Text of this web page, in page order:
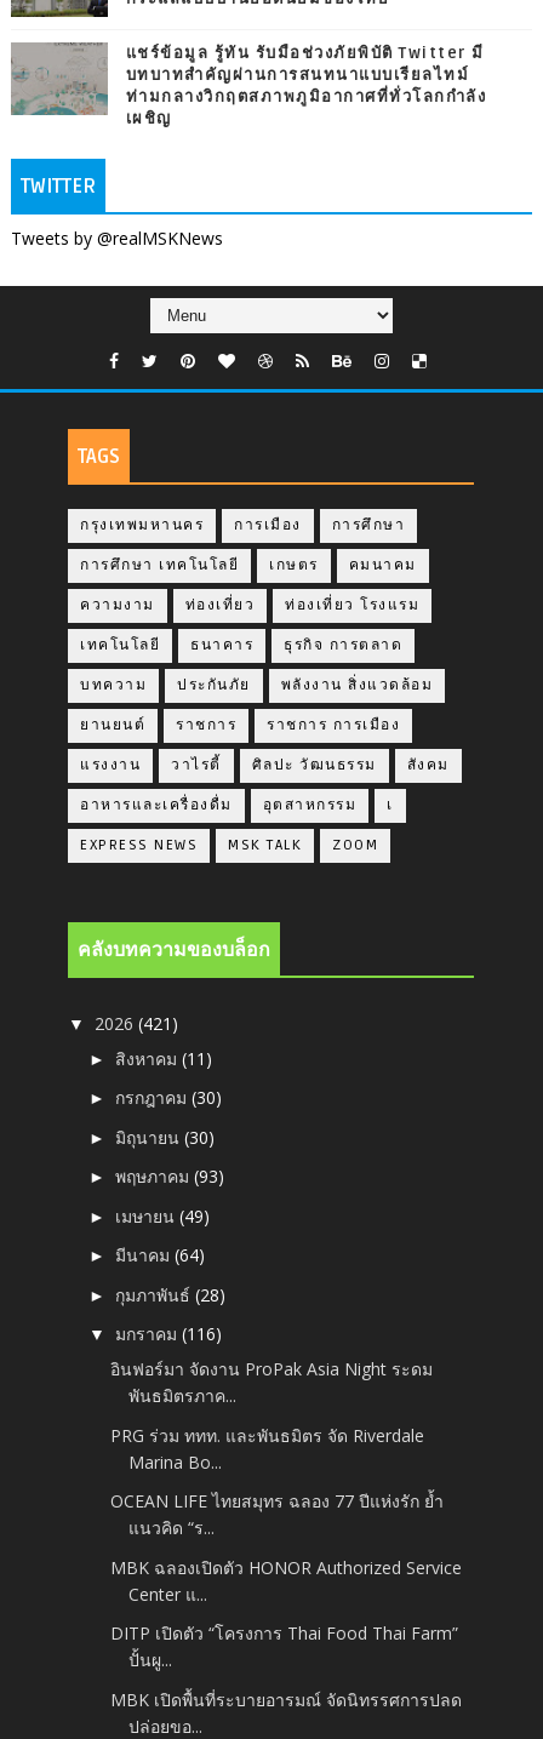
แชร์ข้อมูล รู้ทัน รับมือช่วงภัยพิบัติ Twitter มี
บทบาทสำคัญผ่านการสนทนาแบบเรียลไทม์
ท่ามกลางวิกฤตสภาพภูมิอากาศที่ทั่วโลกกำลัง
เผชิญ
TWITTER
Tweets by @realMSKNews
TAGS
กรุงเทพมหานคร การเมือง การศึกษา
การศึกษา เทคโนโลยี เกษตร คมนาคม
ความงาม ท่องเที่ยว ท่องเที่ยว โรงแรม
เทคโนโลยี ธนาคาร ธุรกิจ การตลาด
บทความ ประกันภัย พลังงาน สิ่งแวดล้อม
ยานยนต์ ราชการ ราชการ การเมือง
แรงงาน วาไรตี้ ศิลปะ วัฒนธรรม สังคม
อาหารและเครื่องดื่ม อุตสาหกรรม เ
EXPRESS NEWS MSK TALK ZOOM
คลังบทความของบล็อก
▼ 2026(421)
► สิงหาคม(11)
► กรกฎาคม(30)
► มิถุนายน(30)
►พฤษภาคม(93)
► เมษายน(49)
► มีนาคม(64)
► กุมภาพันธ์(28)
▼ มกราคม(116)
อินฟอร์มา จัดงาน ProPak Asia Night ระดม
พันธมิตรภาค...
PRG ร่วม ททท. และพันธมิตร จัด Riverdale
Marina Bo...
OCEAN LIFE ไทยสมุทร ฉลอง 77 ปีแห่งรัก ย้ำ
แนวคิด “ร...
MBK ฉลองเปิดตัว HONOR Authorized Service
Center แ...
DITP เปิดตัว “โครงการ Thai Food Thai Farm”
ปั้นผู...
MBK เปิดพื้นที่ระบายอารมณ์ จัดนิทรรศการปลด
ปล่อยขอ...